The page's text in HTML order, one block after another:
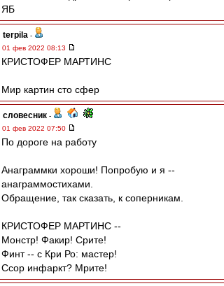
ЯБ
terpila -
01 фев 2022 08:13
КРИСТОФЕР МАРТИНС
Мир картин сто сфер
словесник -
01 фев 2022 07:50
По дороге на работу
Анаграммки хороши! Попробую и я --
анаграммостихами.
Обращение, так сказать, к соперникам.
КРИСТОФЕР МАРТИНС --
Монстр! Факир! Срите!
Финт -- с Кри Ро: мастер!
Ссор инфаркт? Мрите!